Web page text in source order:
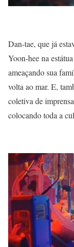
Dan-tae, que já
Yoon-hee na
ameaçando sua
volta ao mar. E,
coletiva de
colocando toda a